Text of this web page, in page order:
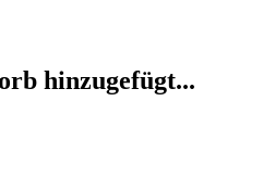
hinzugefügt...